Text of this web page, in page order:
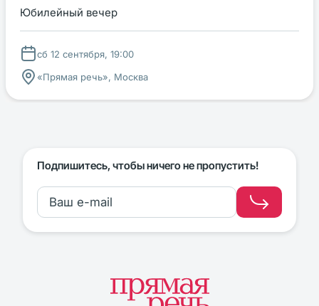
Юбилейный вечер
сб 12 сентября, 19:00
«Прямая речь», Москва
Подпишитесь, чтобы ничего не пропустить!